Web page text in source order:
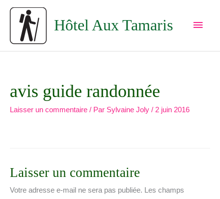
Aller
contenu
Hôtel Aux Tamaris
avis guide randonnée
Laisser un commentaire / Par Sylvaine Joly / 2 juin 2016
Laisser un commentaire
Votre adresse e-mail ne sera pas publiée.
Les champs